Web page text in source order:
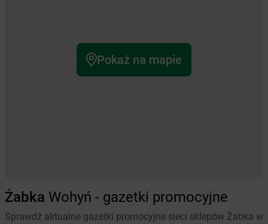
Pokaż na mapie
Żabka Wohyń - gazetki promocyjne
Sprawdź aktualne gazetki promocyjne sieci sklepów Żabka w